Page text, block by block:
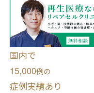
国内で
15,000例の
症例実績あり